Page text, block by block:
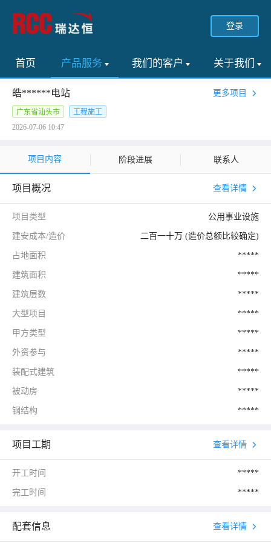
登录
首页 产品服务 我们的客户 关于我们
皓******电站 更多项目
广东省汕头市
工程施工
2026-07-06 10:47
项目内容 阶段进展 联系人
项目概况 查看详情
项目类型 公用事业设施
建安成本/造价 二百一十万 (造价总额比较确定)
占地面积 *****
建筑面积 *****
建筑层数 *****
大型项目 *****
甲方类型 *****
外资参与 *****
装配式建筑 *****
被动房 *****
钢结构 *****
项目工期 查看详情
开工时间 *****
完工时间 *****
配套信息 查看详情